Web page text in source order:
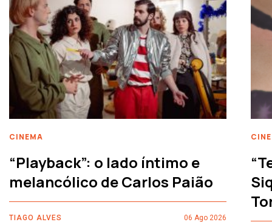
CINEMA
“Playback”: o lado íntimo e
melancólico de Carlos Paião
TIAGO ALVES 06 Ago 2026